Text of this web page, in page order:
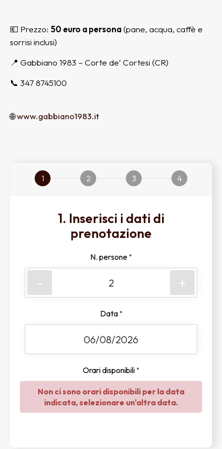
💶 Prezzo: 50 euro a persona(pane, acqua, caffè e
sorrisi inclusi)
📍 Gabbiano 1983 – Corte de’ Cortesi (CR)
📞 347 8745100
🌐www.gabbiano1983.it
1 2 3 4
1. Inserisci i dati di
prenotazione
N. persone *
- +
Data *
Orari disponibili *
Non ci sono orari disponibili per la data
indicata, selezionare un'altra data.